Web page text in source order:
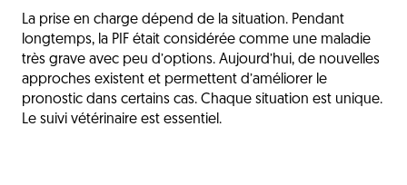
La prise en charge dépend de la situation. Pendant
longtemps, la PIF était considérée comme une maladie
très grave avec peu d’options. Aujourd’hui, de nouvelles
approches existent et permettent d’améliorer le
pronostic dans certains cas. Chaque situation est unique.
Le suivi vétérinaire est essentiel.